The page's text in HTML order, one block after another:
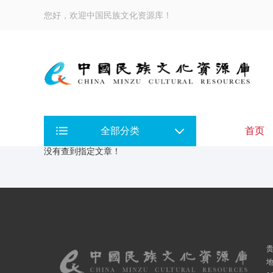
您好，欢迎中国民族文化资源库！
全部分类 首页
没有查到指定文章！